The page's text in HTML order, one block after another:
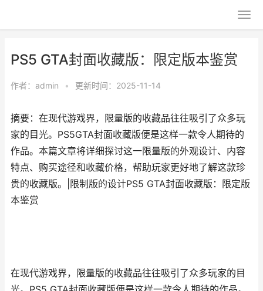
PS5 GTA封面收藏版：限定版本鉴赏
作者： admin • 更新时间：2025-11-14
摘要：在现代游戏界，限量版的收藏品往往吸引了众多玩
家的目光。PS5GTA封面收藏版便是这样一款令人期待的
作品。本篇文章将详细探讨这一限量版的外观设计、内容
特点、购买途径和收藏价格，帮助玩家更好地了解这款珍
贵的收藏版。|限制版的设计PS5 GTA封面收藏版：限定版
本鉴赏
在现代游戏界，限量版的收藏品往往吸引了众多玩家的目